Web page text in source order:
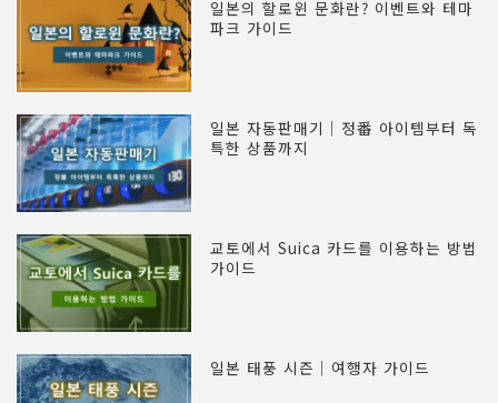
일본의 할로윈 문화란? 이벤트와 테마
파크 가이드
일본 자동판매기｜정番 아이템부터 독
특한 상품까지
교토에서 Suica 카드를 이용하는 방법
가이드
일본 태풍 시즌｜여행자 가이드